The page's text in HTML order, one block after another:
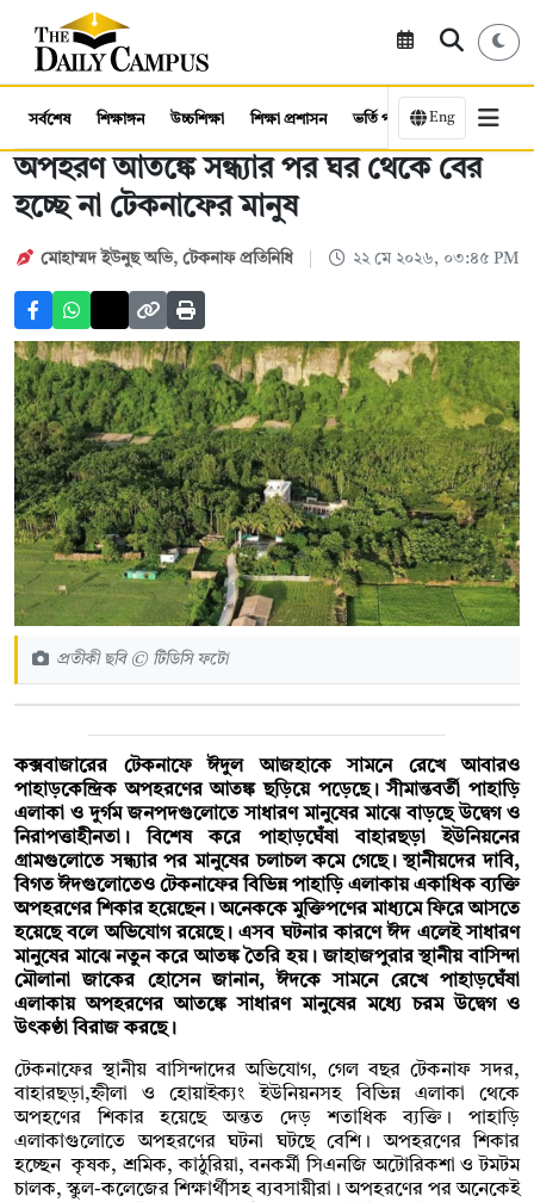
সর্বশেষ শিক্ষাঙ্গন উচ্চশিক্ষা শিক্ষা প্রশাসন ভর্তি পরীক্ষা কর্মসংস্থান
Eng
অপহরণ আতঙ্কে সন্ধ্যার পর ঘর থেকে বের
হচ্ছে না টেকনাফের মানুষ
মোহাম্মদ ইউনুছ অভি, টেকনাফ প্রতিনিধি ২২ মে ২০২৬, ০৩:৪৫ PM
প্রতীকী ছবি © টিডিসি ফটো
কক্সবাজারের টেকনাফে ঈদুল আজহাকে সামনে রেখে আবারও
পাহাড়কেন্দ্রিক অপহরণের আতঙ্ক ছড়িয়ে পড়েছে। সীমান্তবর্তী পাহাড়ি
এলাকা ও দুর্গম জনপদগুলোতে সাধারণ মানুষের মাঝে বাড়ছে উদ্বেগ ও
নিরাপত্তাহীনতা। বিশেষ করে পাহাড়ঘেঁষা বাহারছড়া ইউনিয়নের
গ্রামগুলোতে সন্ধ্যার পর মানুষের চলাচল কমে গেছে। স্থানীয়দের দাবি,
বিগত ঈদগুলোতেও টেকনাফের বিভিন্ন পাহাড়ি এলাকায় একাধিক ব্যক্তি
অপহরণের শিকার হয়েছেন। অনেককে মুক্তিপণের মাধ্যমে ফিরে আসতে
হয়েছে বলে অভিযোগ রয়েছে। এসব ঘটনার কারণে ঈদ এলেই সাধারণ
মানুষের মাঝে নতুন করে আতঙ্ক তৈরি হয়। জাহাজপুরার স্থানীয় বাসিন্দা
মৌলানা জাকের হোসেন জানান, ঈদকে সামনে রেখে পাহাড়ঘেঁষা
এলাকায় অপহরণের আতঙ্কে সাধারণ মানুষের মধ্যে চরম উদ্বেগ ও
উৎকণ্ঠা বিরাজ করছে।
টেকনাফের স্থানীয় বাসিন্দাদের অভিযোগ, গেল বছর টেকনাফ সদর,
বাহারছড়া,হ্নীলা ও হোয়াইক্যং ইউনিয়নসহ বিভিন্ন এলাকা থেকে
অপহণের শিকার হয়েছে অন্তত দেড় শতাধিক ব্যক্তি। পাহাড়ি
এলাকাগুলোতে অপহরণের ঘটনা ঘটছে বেশি। অপহরণের শিকার
হচ্ছেন কৃষক, শ্রমিক, কাঠুরিয়া, বনকর্মী সিএনজি অটোরিকশা ও টমটম
চালক, স্কুল-কলেজের শিক্ষার্থীসহ ব্যবসায়ীরা। অপহরণের পর অনেকেই